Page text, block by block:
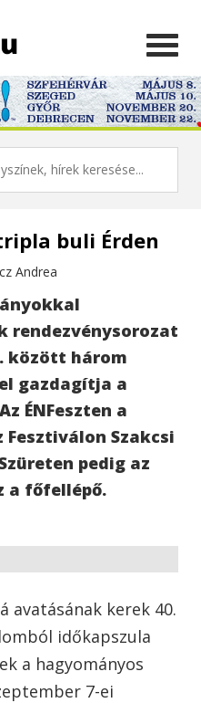
buli Érden
Andrea
rendezvénysorozat
között három
gazdagítja a
ÉNFeszten a
Fesztiválon Szakcsi
pedig az
a főfellépő.
avatásának kerek 40.
időkapszula
a hagyományos
7-ei